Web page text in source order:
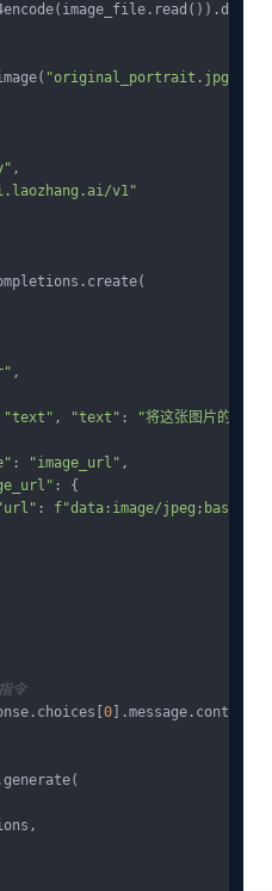
"original_portrait.jpg"
,
v1"
,
"text" , "text" :
"将这张图片的背景
: "image_url" ,
: {
: f"data:image/jpeg;base64,
令
0 ].message.content